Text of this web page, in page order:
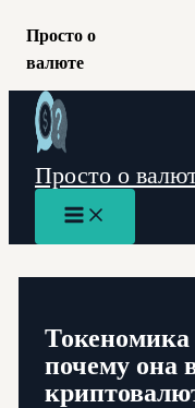
Просто о
валюте
Перейти
содержимому
Просто о
Main
Menu
почему она